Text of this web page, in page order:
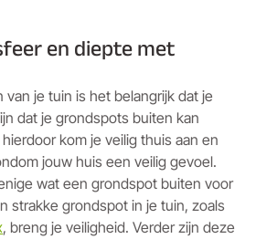
en diepte met
van je tuin is het belangrijk dat je
dat je grondspots buiten kan
kom je veilig thuis aan en
jouw huis een veilig gevoel.
wat een grondspot buiten voor
strakke grondspot in je tuin, zoals
, breng je veiligheid. Verder zijn deze